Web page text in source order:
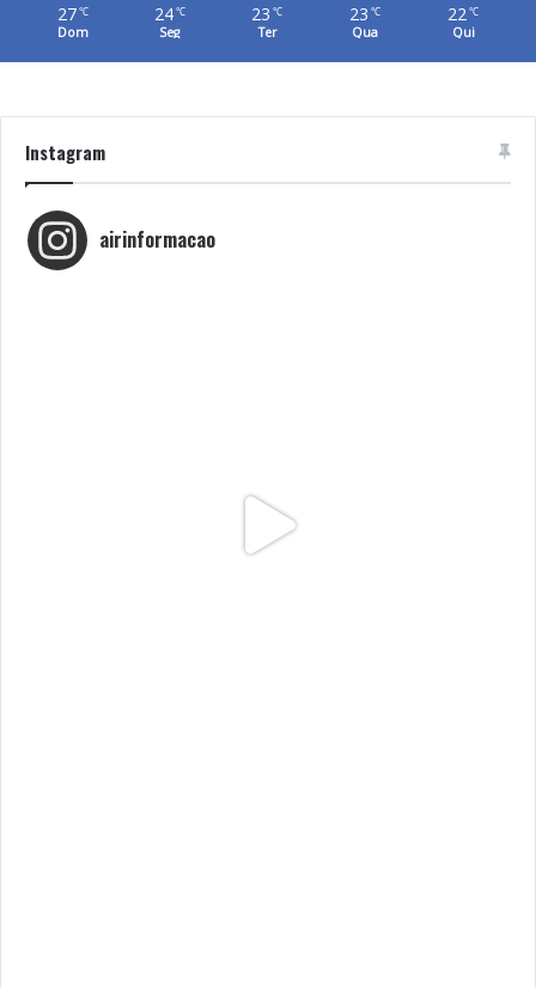
27 ℃
Dom
24 ℃
Seg
23 ℃
Ter
23 ℃
Qua
22℃
Qui
Instagram
airinformacao